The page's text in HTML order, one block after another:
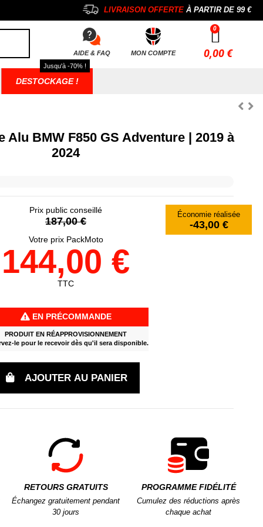
LIVRAISON OFFERTEÀ PARTIR DE 99 €
AIDE & FAQ MON COMPTE 0,00 €
DESTOCKAGE !
Jusqu'à -70% !
Alu BMW F850 GS Adventure | 2019 à
2024
Prix public conseillé
187,00 €
Économie réalisée
-43,00 €
Votre prix PackMoto
144,00 €
TTC
EN PRÉCOMMANDE
PRODUIT EN RÉAPPROVISIONNEMENT
le pour le recevoir dès qu'il sera disponible.
AJOUTER AU PANIER
RETOURS GRATUITS
Échangez gratuitement pendant
30 jours
PROGRAMME FIDÉLITÉ
Cumulez des réductions après
chaque achat